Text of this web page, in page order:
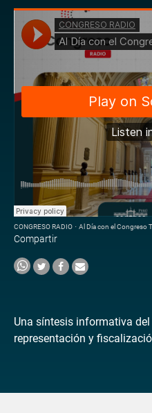
CONGRESO RADIO · Al Día con el Congreso
Compartir
Una síntesis informativa
representación y